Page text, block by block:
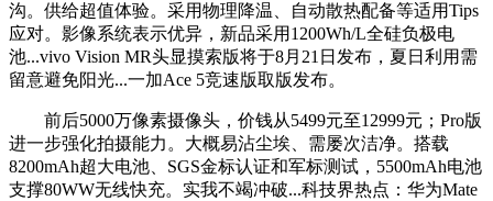
沟。供给超值体验。采用物理降温、自动散热配备等适用Tips
应对。影像系统表示优异，新品采用1200Wh/L全硅负极电
池...vivo Vision MR头显摸索版将于8月21日发布，夏日利用需
留意避免阳光...一加Ace 5竞速版取版发布。
前后5000万像素摄像头，价钱从5499元至12999元；Pro版
进一步强化拍摄能力。大概易沾尘埃、需屡次洁净。搭载
8200mAh超大电池、SGS金标认证和军标测试，5500mAh电池
支撑80WW无线快充。实我不竭冲破...科技界热点：华为Mate